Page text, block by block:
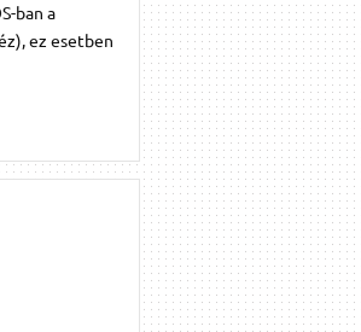
ban a
ez esetben